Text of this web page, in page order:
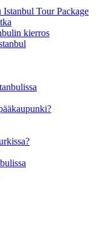
Tour Package
kierros